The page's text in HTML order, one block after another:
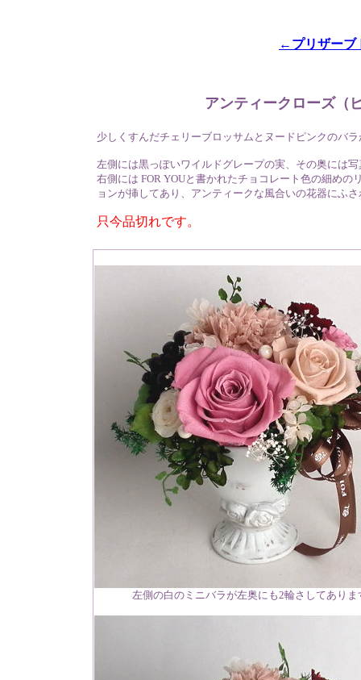
←プリザーブ
アンティークローズ（
少しくすんだチェリーブロッサムとヌードピンクのバ
左側には黒っぽいワイルドグレープの実、その奥には
右側には FOR YOUと書かれたチョコレート色の細め
ョンが挿してあり、アンティークな風合いの花器にふ
只今品切れです。
左側の白のミニバラが左奥にも2輪さしてありま